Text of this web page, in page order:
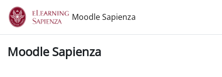
Vai al contenuto principale
Moodle Sapienza
Moodle Sapienza